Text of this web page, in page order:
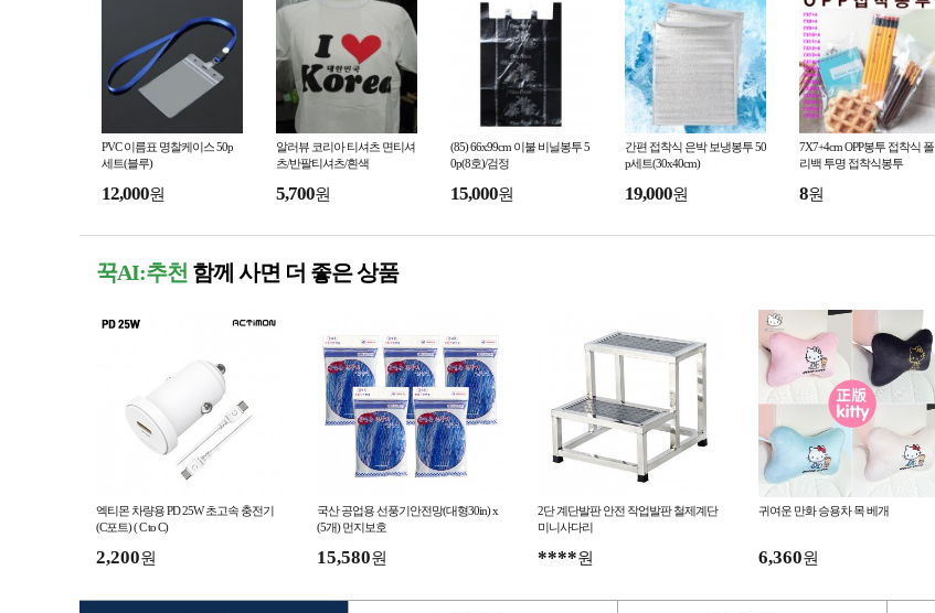
PVC 이름표 명찰케이스 50p
세트(블루)
12,000원
알러뷰 코리아 티셔츠 면티셔
츠/반팔티셔츠/흰색
5,700원
(85) 66x99cm 이불 비닐봉투 5
0p(8호)/검정
15,000원
간편 접착식 은박 보냉봉투 50
p세트(30x40cm)
19,000원
7X7+4cm OPP봉투 접착식 폴
리백 투명 접착식봉투
8원
꾹AI:추천 함께 사면 더 좋은 상품
엑티몬 차량용 PD 25W 초고속 충전기
(C포트) ( C to C)
2,200원
국산 공업용 선풍기안전망(대형30in) x
(5개) 먼지보호
15,580원
2단 계단발판 안전 작업발판 철제계단
미니사다리
****원
귀여운 만화 승용차 목 베개
6,360원